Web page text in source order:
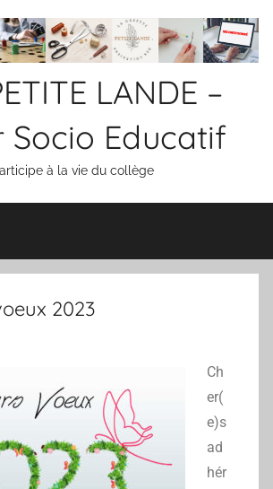
LANDE –
Socio Educatif
à la vie du collège
2023
Ch
er(
e)s
ad
hér